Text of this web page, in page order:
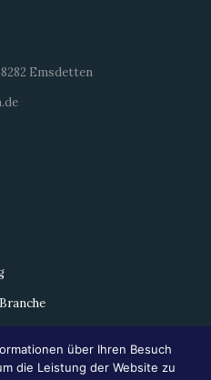
Emsdetten
über Ihren Besuch
die Leistung der Website zu